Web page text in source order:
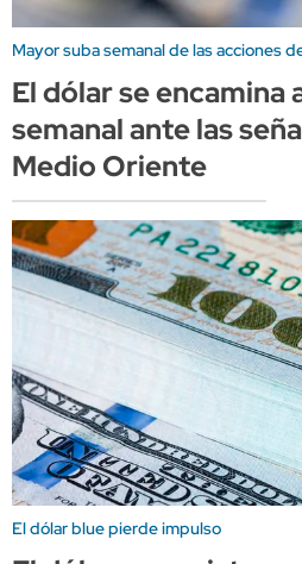
Mayor suba semanal de las acciones
El dólar se encamina
semanal ante las
Medio Oriente
El dólar blue pierde impulso